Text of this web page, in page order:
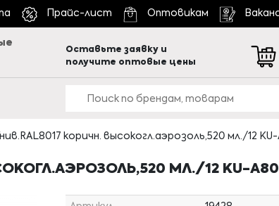
Прайс-лист Оптовикам
Оставьте заявку и
получите оптовые цены
коричн. высокогл.аэрозоль,520 мл./12 KU-
МЛ./12 KU-